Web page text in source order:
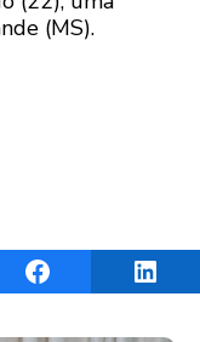
(MS).
Share on Facebook